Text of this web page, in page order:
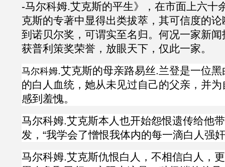
-马尔科姆.艾克斯的平生》，在市面上六十
克斯的专著中显得出类拔萃，其可信度的
到诺贝尔奖，可谓实至名归。何况一家新
获普利策奖荣誉，放眼天下，仅此一家。
马尔科姆.艾克斯的母亲路易丝.兰登是一位
的白人血统，她从未见过自己的父亲，并
感到羞愧。
马尔科姆.艾克斯本人也开始怨恨遗传给他
发，“我学会了憎恨我体内的每一滴白人强
马尔科姆.艾克斯仇恨白人，不相信白人，